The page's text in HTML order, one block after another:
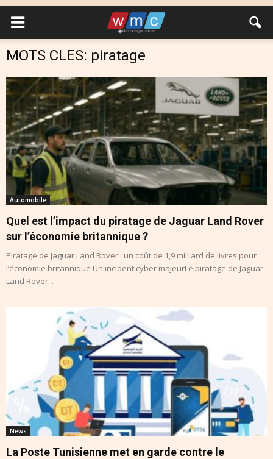
MOTS CLES: piratage
Automobile
Quel est l’impact du piratage de Jaguar Land Rover
sur l’économie britannique ?
Piratage de Jaguar Land Rover : un coût de 1,9 milliard de livres pour
l’économie britannique Un incident cyber majeurLe piratage de Jaguar
Land Rover...
News
La Poste Tunisienne met en garde contre le